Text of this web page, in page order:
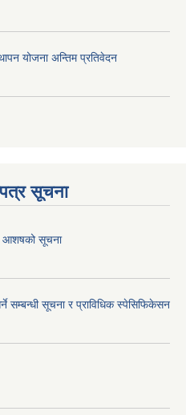
योजना अन्तिम प्रतिवेदन
सूचना
आशषको सूचना
सम्बन्धी सूचना र प्राविधिक स्पेसिफिकेसन